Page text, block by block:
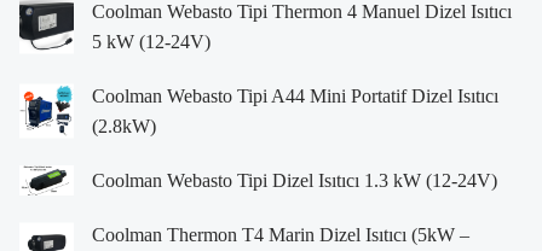
Coolman Webasto Tipi Thermon 4 Manuel Dizel Isıtıcı
5 kW (12-24V)
Coolman Webasto Tipi A44 Mini Portatif Dizel Isıtıcı
(2.8kW)
Coolman Webasto Tipi Dizel Isıtıcı 1.3 kW (12-24V)
Coolman Thermon T4 Marin Dizel Isıtıcı (5kW –